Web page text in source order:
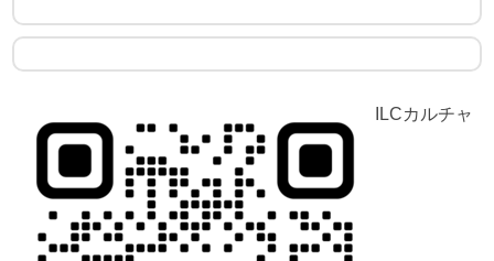
ILCカルチャ